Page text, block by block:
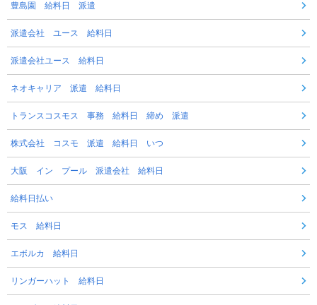
豊島園 給料日 派遣
派遣会社 ユース 給料日
派遣会社ユース 給料日
ネオキャリア 派遣 給料日
トランスコスモス 事務 給料日 締め 派遣
株式会社 コスモ 派遣 給料日 いつ
大阪 イン プール 派遣会社 給料日
給料日払い
モス 給料日
エボルカ 給料日
リンガーハット 給料日